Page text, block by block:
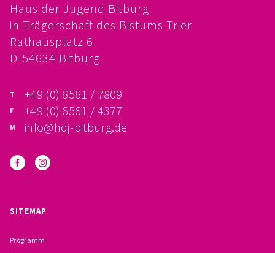
VERHALTENSKODEX FÜR HAUPTAMTLICHE
VERPFLICHTUNGSERKLÄRUNG UND
BESCHWERDEMÖGLICHKEITEN
PRÄVENTION IM BISTUM TRIER
Haus der Jugend Bitburg
in Trägerschaft des Bistums Trier
Rathausplatz 6
D-54634 Bitburg
+49 (0) 6561 / 7809
+49 (0) 6561 / 4377
info@hdj-bitburg.de
SITEMAP
Programm